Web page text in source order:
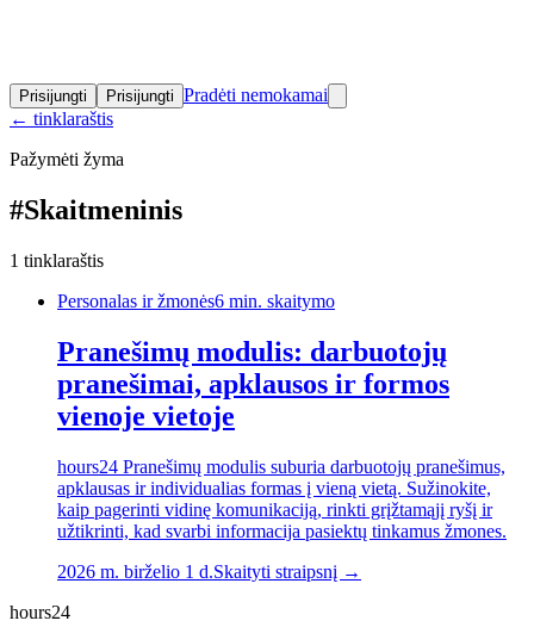
Prisijungti Prisijungti Pradėti nemokamai
← tinklaraštis
Pažymėti žyma
#Skaitmeninis
1 tinklaraštis
Personalas ir žmonės6 min. skaitymo
Pranešimų modulis: darbuotojų
pranešimai, apklausos ir formos
vienoje vietoje
hours24 Pranešimų modulis suburia darbuotojų pranešimus,
apklausas ir individualias formas į vieną vietą. Sužinokite,
kaip pagerinti vidinę komunikaciją, rinkti grįžtamąjį ryšį ir
užtikrinti, kad svarbi informacija pasiektų tinkamus žmones.
2026 m. birželio 1 d.Skaityti straipsnį →
hours24